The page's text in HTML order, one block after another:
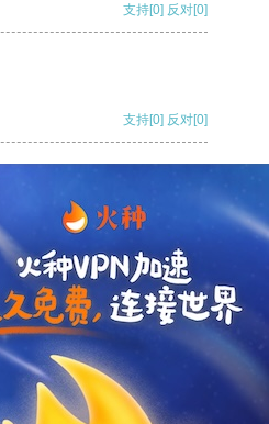
支持[0] 反对[0]
支持[0] 反对[0]
支持